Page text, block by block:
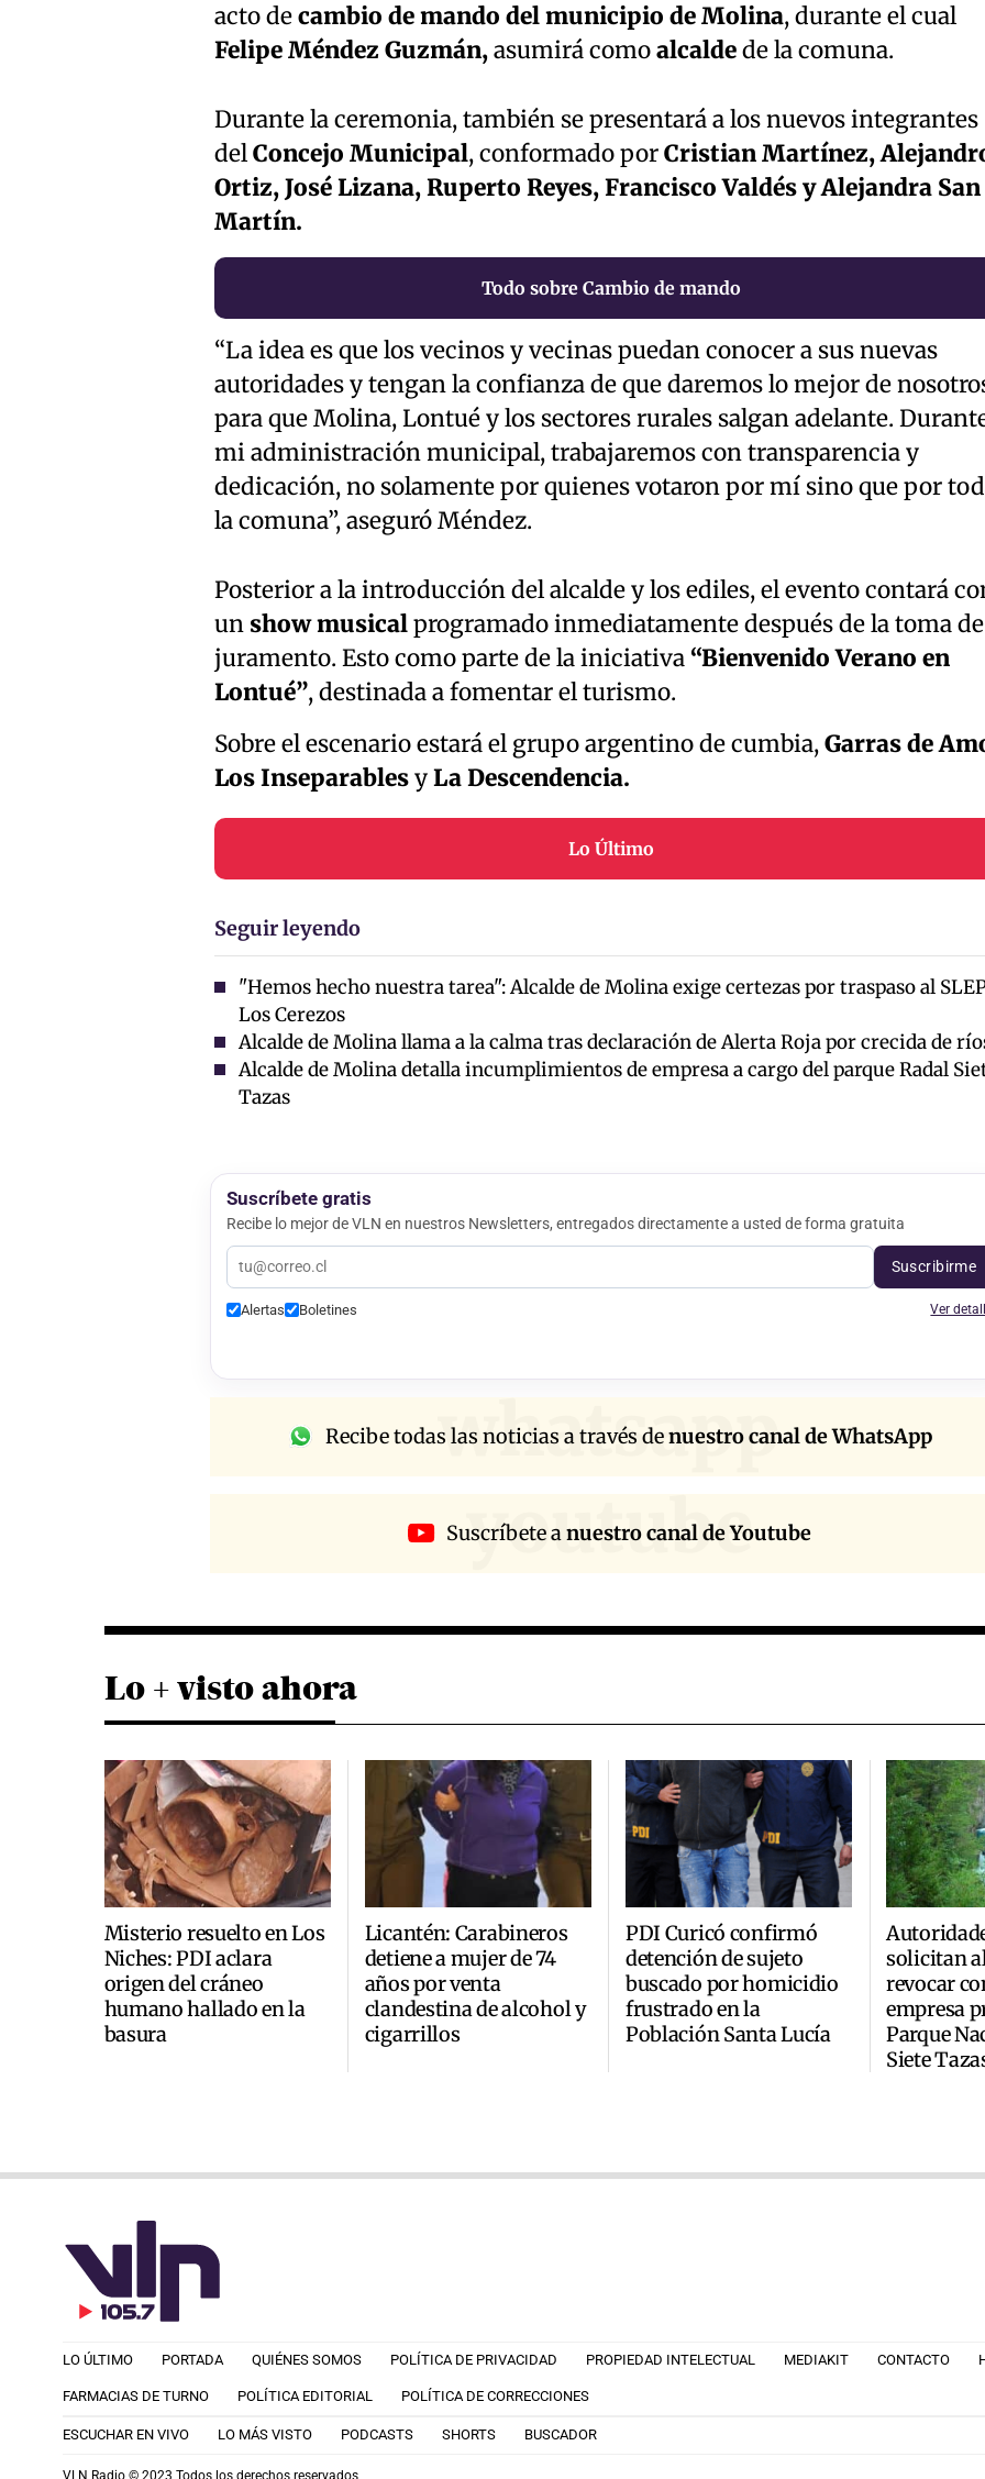
acto decambio de mando del municipio de Molina, durante el cual
Felipe Méndez Guzmán,asumirá comoalcaldede la comuna.
Durante la ceremonia, también se presentará a los nuevos integrantes
delConcejo Municipal, conformado porCristian Martínez,
Ortiz, José Lizana, Ruperto Reyes, Francisco Valdés y Alejandra San
Martín.
Todo sobre Cambio de mando
“La idea es que los vecinos y vecinas puedan conocer a sus nuevas
autoridades y tengan la confianza de que daremos lo mejor de
para que Molina, Lontué y los sectores rurales salgan adelante.
mi administración municipal, trabajaremos con transparencia y
dedicación, no solamente por quienes votaron por mí sino que por
la comuna”, aseguró Méndez.
Posterior a la introducción del alcalde y los ediles, el evento contará
un show musicalprogramado inmediatamente después de la toma de
juramento. Esto como parte de la iniciativa “Bienvenido Verano en
Lontué”, destinada a fomentar el turismo.
Sobre el escenario estará el grupo argentino de cumbia,Garras de
Los InseparablesyLa Descendencia.
Lo Último
Seguir leyendo
"Hemos hecho nuestra tarea": Alcalde de Molina exige certezas por traspaso al
Los Cerezos
Alcalde de Molina llama a la calma tras declaración de Alerta Roja por crecida de
Alcalde de Molina detalla incumplimientos de empresa a cargo del parque Radal
Tazas
Suscríbete gratis
Recibe lo mejor de VLN en nuestros Newsletters, entregados directamente a usted de forma gratuita
Suscribirme
Alertas Boletines Ver
whatsapp
Recibe todas las noticias a través denuestro canal de WhatsApp
youtube
Suscríbete anuestro canal de Youtube
Lo + visto ahora
Misterio resuelto en Los
Niches: PDI aclara
origen del cráneo
humano hallado en la
basura
Licantén: Carabineros
detiene a mujer de 74
años por venta
clandestina de alcohol y
cigarrillos
PDI Curicó confirmó
detención de sujeto
buscado por homicidio
frustrado en la
Población Santa Lucía
solicitan
revocar
empresa
Parque
Siete
LO ÚLTIMO PORTADA QUIÉNES SOMOS POLÍTICA DE PRIVACIDAD PROPIEDAD INTELECTUAL MEDIAKIT CONTACTO
FARMACIAS DE TURNO POLÍTICA EDITORIAL POLÍTICA DE CORRECCIONES
ESCUCHAR EN VIVO LO MÁS VISTO PODCASTS SHORTS BUSCADOR
VLN Radio © 2023 Todos los derechos reservados